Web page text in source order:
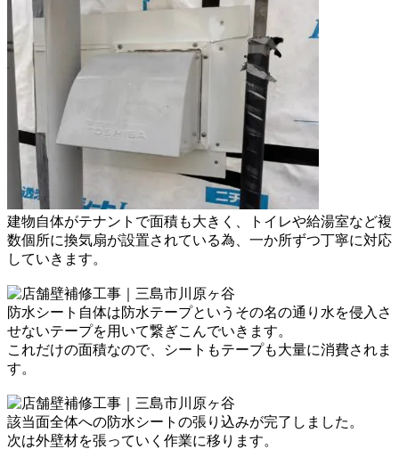
建物自体がテナントで面積も大きく、
トイレや給湯室など複
数個所に換気扇が設置されている為、 一か所ずつ丁寧に対応
していきます。
防水シート自体は防水テープという その名の通り水を侵入さ
せないテープを用いて繋ぎこんでいきます。
これだけの面積なので、シートもテープも大量に消費されま
す。
該当面全体への防水シートの張り込みが完了しました。
次は外壁材を張っていく 作業に移ります。